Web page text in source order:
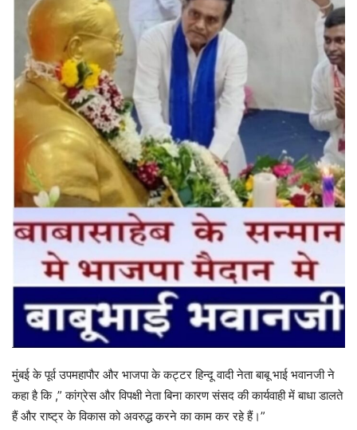
मुंबई के पूर्व उपमहापौर और भाजपा के कट्टर हिन्दू वादी नेता बाबू भाई भवानजी ने
कहा है कि ,” कांग्रेस और विपक्षी नेता बिना कारण संसद की कार्यवाही में बाधा डालते
हैं और राष्ट्र के विकास को अवरुद्ध करने का काम कर रहे हैं।”